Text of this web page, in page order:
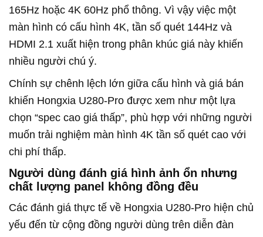
165Hz hoặc 4K 60Hz phổ thông. Vì vậy việc một
màn hình có cấu hình 4K, tần số quét 144Hz và
HDMI 2.1 xuất hiện trong phân khúc giá này khiến
nhiều người chú ý.
Chính sự chênh lệch lớn giữa cấu hình và giá bán
khiến Hongxia U280-Pro được xem như một lựa
chọn “spec cao giá thấp”, phù hợp với những người
muốn trải nghiệm màn hình 4K tần số quét cao với
chi phí thấp.
Người dùng đánh giá hình ảnh ổn nhưng
chất lượng panel không đồng đều
Các đánh giá thực tế về Hongxia U280-Pro hiện chủ
yếu đến từ cộng đồng người dùng trên diễn đàn